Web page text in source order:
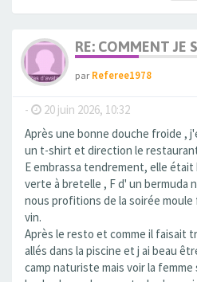
RE: COMMENT JE
parReferee1978
- 20 juin 2026, 10:32
Après une bonne douche froide ,
un t-shirt et direction le
E embrassa tendrement, elle
verte à bretelle , F d' un bermuda
nous profitions de la soirée
vin.
Après le resto et comme il faisait
allés dans la piscine et j ai beau
camp naturiste mais voir la